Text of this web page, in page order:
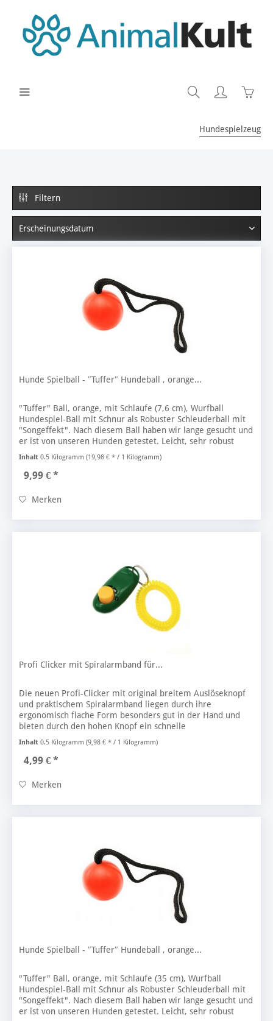
Hundespielzeug
Filtern
Hunde Spielball - ″Tuffer″ Hundeball , orange...
"Tuffer" Ball, orange, mit Schlaufe (7,6 cm), Wurfball
Hundespiel-Ball mit Schnur als Robuster Schleuderball mit
"Songeffekt". Nach diesem Ball haben wir lange gesucht und
er ist von unseren Hunden getestet. Leicht, sehr robust
Inhalt 0.5 Kilogramm (19,98 € * / 1 Kilogramm)
9,99 € *
Merken
Profi Clicker mit Spiralarmband für...
Die neuen Profi-Clicker mit original breitem Auslöseknopf
und praktischem Spiralarmband liegen durch ihre
ergonomisch flache Form besonders gut in der Hand und
bieten durch den hohen Knopf ein schnelle
Inhalt 0.5 Kilogramm (9,98 € * / 1 Kilogramm)
4,99 € *
Merken
Hunde Spielball - ″Tuffer″ Hundeball , orange...
"Tuffer" Ball, orange, mit Schlaufe (35 cm), Wurfball
Hundespiel-Ball mit Schnur als Robuster Schleuderball mit
"Songeffekt". Nach diesem Ball haben wir lange gesucht und
er ist von unseren Hunden getestet. Leicht, sehr robust